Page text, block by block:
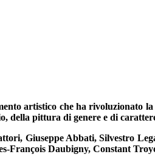
artistico che ha rivoluzionato
della pittura di genere e di
Giuseppe Abbati, Silvestro
François Daubigny, Constant